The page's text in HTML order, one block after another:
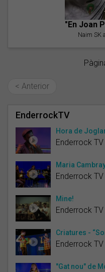
"En Joan
Naim SK
< Anterior
EnderrockTV
Hora de
Enderrock
Maria
Enderrock
Mine!
Enderrock
Criatures -
Enderrock
"Gat nou" de